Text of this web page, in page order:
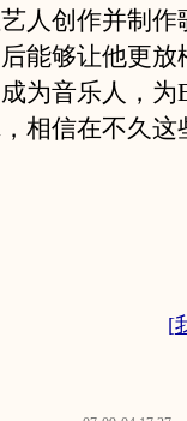
人创作并制作
能够让他更放
为音乐人，为
相信在不久这
[